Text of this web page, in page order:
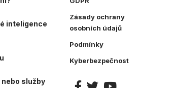
inteligence
služby
Zásady ochrany
osobních údajů
Podmínky
Kyberbezpečnost